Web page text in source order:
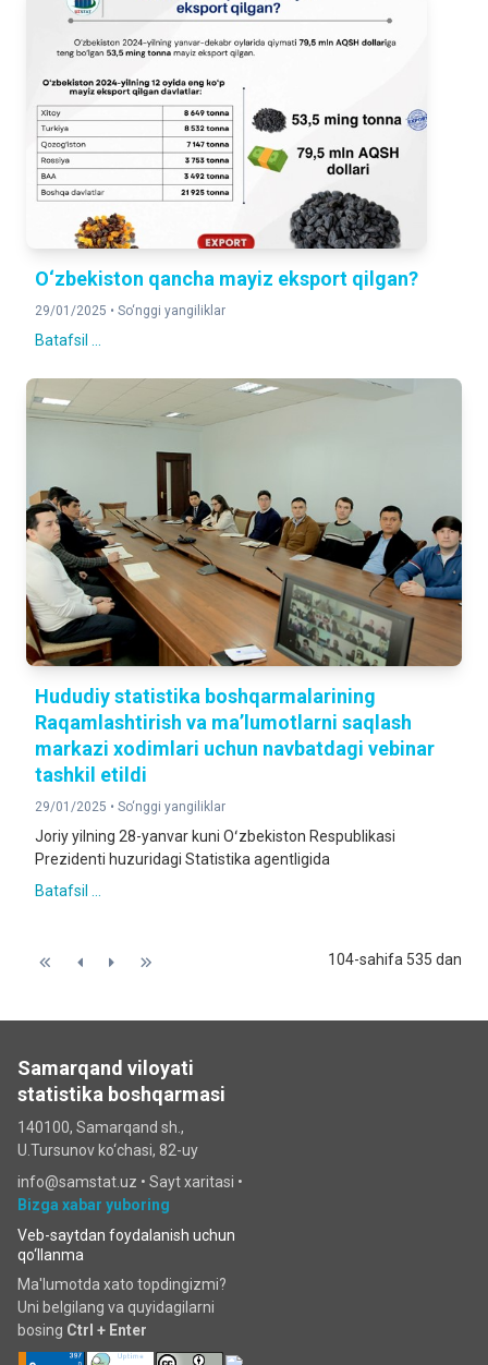
O‘zbekiston qancha mayiz eksport qilgan?
29/01/2025 • So‘nggi yangiliklar
Batafsil ...
Hududiy statistika boshqarmalarining
Raqamlashtirish va ma’lumotlarni saqlash
markazi xodimlari uchun navbatdagi vebinar
tashkil etildi
29/01/2025 • So‘nggi yangiliklar
Joriy yilning 28-yanvar kuni Oʻzbekiston Respublikasi
Prezidenti huzuridagi Statistika agentligida
Batafsil ...
104-sahifa 535 dan
Samarqand viloyati
statistika boshqarmasi
140100, Samarqand sh.,
U.Tursunov ko‘chаsi, 82-uy
info@samstat.uz • Sayt xaritasi •
Bizga xabar yuboring
Veb-saytdan foydalanish uchun
qo‘llanma
Ma'lumotda xato topdingizmi?
Uni belgilang va quyidagilarni
bosing Ctrl + Enter